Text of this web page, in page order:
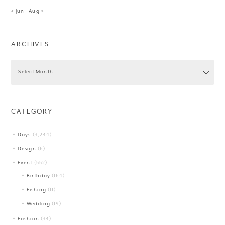
« Jun Aug »
ARCHIVES
CATEGORY
Days (3,244)
Design (6)
Event (552)
Birthday (164)
Fishing (11)
Wedding (19)
Fashion (34)